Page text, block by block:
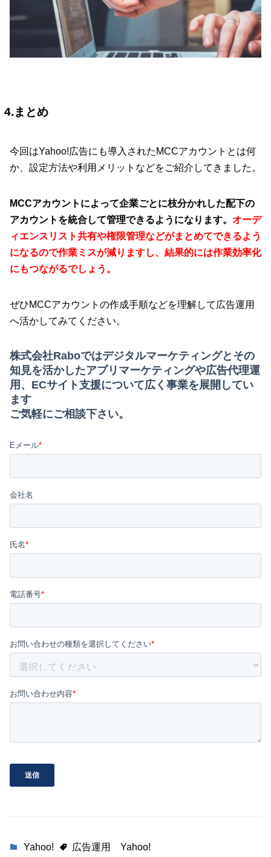
4.まとめ
今回はYahoo!広告にも導入されたMCCアカウントとは何
か、設定方法や利用メリットなどをご紹介してきました。
MCCアカウントによって企業ごとに枝分かれした配下の
アカウントを統合して管理できるようになります。 オーデ
ィエンスリスト共有や権限管理などがまとめてできるよう
になるので作業ミスが減りますし、結果的には作業効率化
にもつながるでしょう。
ぜひMCCアカウントの作成手順などを理解して広告運用
へ活かしてみてください。
Yahoo! 広告運用 Yahoo!